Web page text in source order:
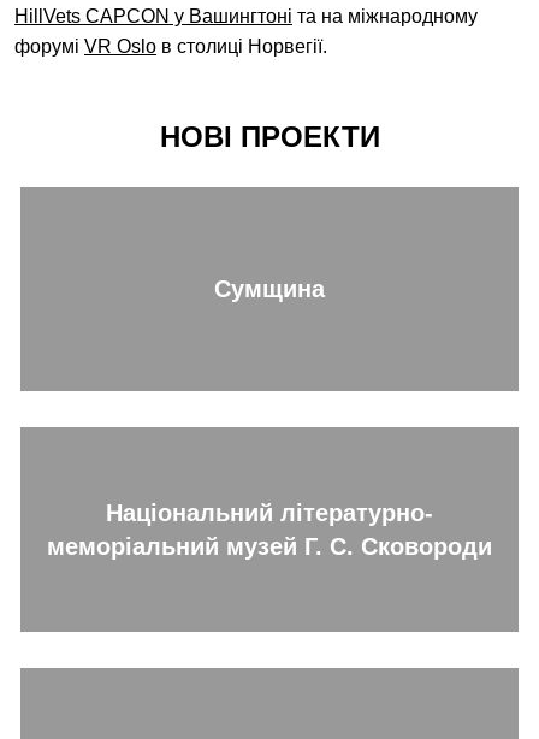
HillVets CAPCON у Вашингтоні та на міжнародному
форумі VR Oslo в столиці Норвегії.
НОВІ ПРОЕКТИ
Сумщина
Національний літературно-
меморіальний музей Г. С. Сковороди